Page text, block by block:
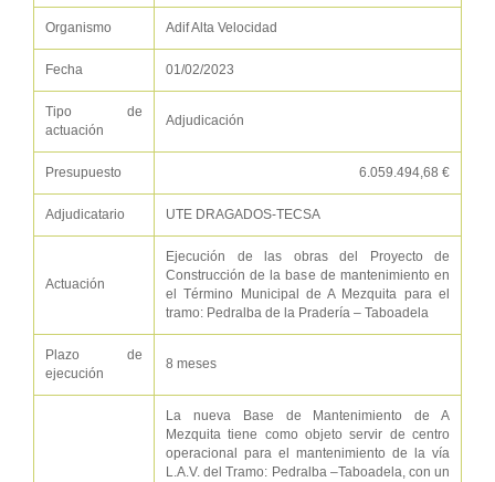
Organismo Adif Alta Velocidad
Fecha 01/02/2023
Tipo de
actuación
Adjudicación
Presupuesto 6.059.494,68 €
Adjudicatario UTE DRAGADOS-TECSA
Actuación
Ejecución de las obras del Proyecto de
Construcción de la base de mantenimiento en
el Término Municipal de A Mezquita para el
tramo: Pedralba de la Pradería – Taboadela
Plazo de
ejecución
8 meses
La nueva Base de Mantenimiento de A
Mezquita tiene como objeto servir de centro
operacional para el mantenimiento de la vía
L.A.V. del Tramo: Pedralba –Taboadela, con un